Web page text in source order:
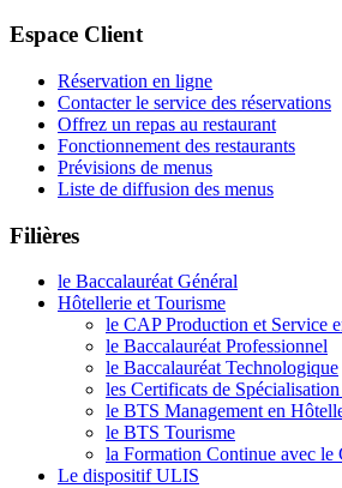
Espace Client
Réservation en ligne
Contacter le service des réservations
Offrez un repas au restaurant
Fonctionnement des restaurants
Prévisions de menus
Liste de diffusion des menus
Filières
le Baccalauréat Général
Hôtellerie et Tourisme
le CAP Production et Service
le Baccalauréat Professionnel
le Baccalauréat Technologique
les Certificats de
le BTS Management en
le BTS Tourisme
la Formation Continue avec
Le dispositif ULIS